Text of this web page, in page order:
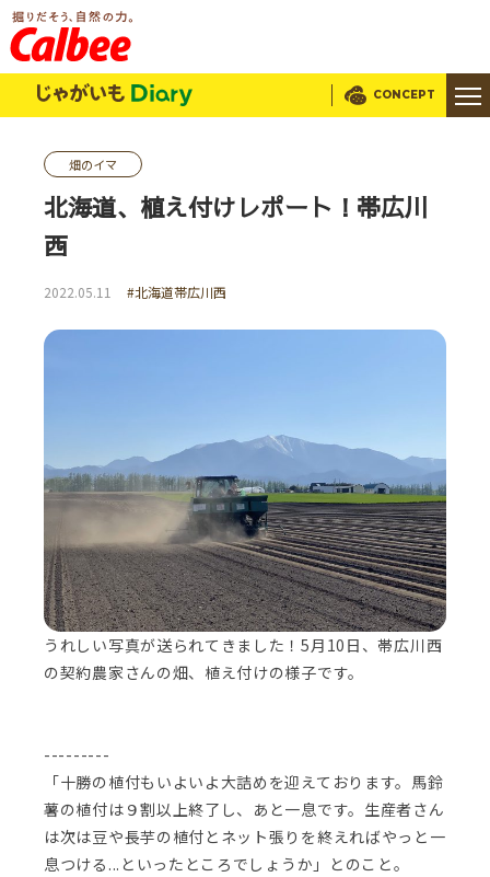
じゃがいもDialy CONCEPT
畑のイマ
北海道、植え付けレポート！帯広川
西
2022.05.11 #北海道帯広川西
うれしい写真が送られてきました！5月10日、帯広川西
の契約農家さんの畑、植え付けの様子です。
---------
「十勝の植付もいよいよ大詰めを迎えております。馬鈴
薯の植付は９割以上終了し、あと一息です。生産者さん
は次は豆や長芋の植付とネット張りを終えればやっと一
息つける...といったところでしょうか」とのこと。